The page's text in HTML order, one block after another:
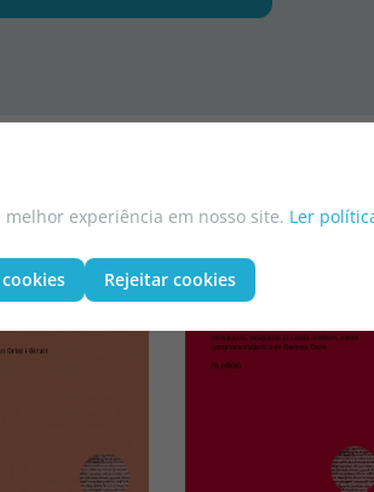
experiência em nosso site. Ler
Rejeitar cookies